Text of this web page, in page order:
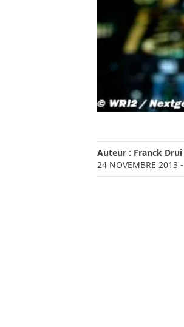
Auteur : Franck Drui
24 NOVEMBRE 2013